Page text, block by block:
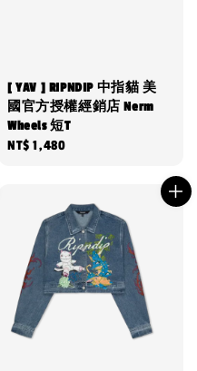
[ YAV ] RIPNDIP 中指貓 美
國官方授權經銷店 Nerm
Wheels 短T
Regular
NT$ 1,480